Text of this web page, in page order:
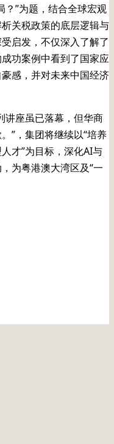
？”为题，结合全球宏观
关税政策的底层逻辑与
启发，不仅深入了解了
功案例中看到了国家应
感，并对未来中国经济
讲座虽已落幕，但华商
”，集团将继续以“培养
才”为目标，深化AI与
为粤港澳大湾区及“一